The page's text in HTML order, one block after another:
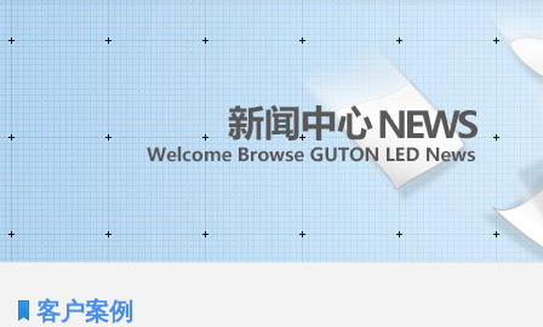
客户案例